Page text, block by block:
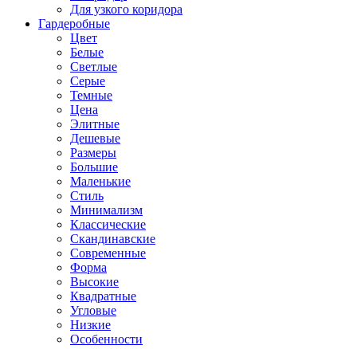
Для узкого коридора
Гардеробные
Цвет
Белые
Светлые
Серые
Темные
Цена
Элитные
Дешевые
Размеры
Большие
Маленькие
Стиль
Минимализм
Классические
Скандинавские
Современные
Форма
Высокие
Квадратные
Угловые
Низкие
Особенности